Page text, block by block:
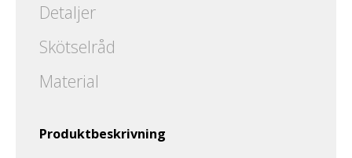
Detaljer
Skötselråd
Material
Produktbeskrivning